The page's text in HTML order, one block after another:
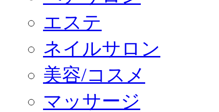
エステ
ネイルサロン
美容/コスメ
マッサージ